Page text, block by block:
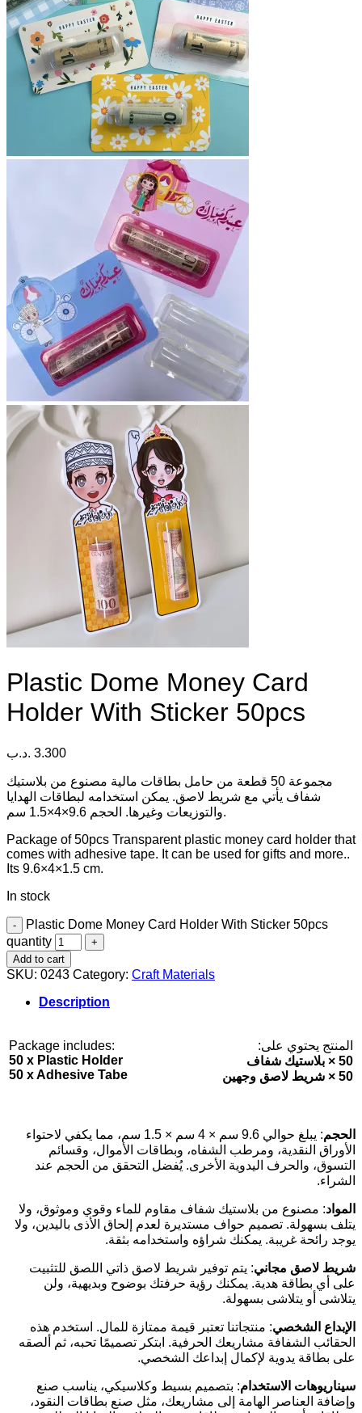
Plastic Dome Money Card
Holder With Sticker 50pcs
3.300 .د.ب
مجموعة 50 قطعة من حامل بطاقات مالية مصنوع من بلاستيك
شفاف يأتي مع شريط لاصق. يمكن استخدامه لبطاقات الهدايا
والتوزيعات وغيرها. الحجم 9.6×4×1.5 سم.
Package of 50pcs Transparent plastic money card holder that
comes with adhesive tape. It can be used for gifts and more..
Its 9.6×4×1.5 cm.
In stock
Plastic Dome Money Card Holder With Sticker 50pcs
quantity
Add to cart
SKU: 0243 Category: Craft Materials
Description
Package includes:
50 x Plastic Holder
50 x Adhesive Tabe
المنتج يحتوي على:
50 × بلاستيك شفاف
50 × شريط لاصق وجهين
الحجم
: يبلغ حوالي 9.6 سم × 4 سم × 1.5 سم، مما يكفي لاحتواء
الأوراق النقدية، ومرطب الشفاه، وبطاقات الأموال، وقسائم
التسوق، والحرف اليدوية الأخرى. يُفضل التحقق من الحجم عند
الشراء.
المواد: مصنوع من بلاستيك شفاف مقاوم للماء وقوي وموثوق، ولا
يتلف بسهولة. تصميم حواف مستديرة لعدم إلحاق الأذى باليدين، ولا
يوجد رائحة غريبة. يمكنك شراؤه واستخدامه بثقة.
شريط لاصق مجاني: يتم توفير شريط لاصق ذاتي اللصق للتثبيت
على أي بطاقة هدية. يمكنك رؤية حرفتك بوضوح وبديهية، ولن
يتلاشى أو يتلاشى بسهولة.
الإبداع الشخصي: منتجاتنا تعتبر قيمة ممتازة للمال. استخدم هذه
الحقائب الشفافة مشاريعك الحرفية. ابتكر تصميمًا تحبه، ثم ألصقه
على بطاقة يدوية لإكمال إبداعك الشخصي.
سيناريوهات الاستخدام: بتصميم بسيط وكلاسيكي، يناسب صنع
وإضافة العناصر الهامة إلى مشاريعك، مثل صنع بطاقات النقود،